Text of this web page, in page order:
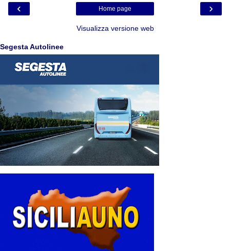
‹ ›
Home page
Visualizza versione web
Segesta Autolinee